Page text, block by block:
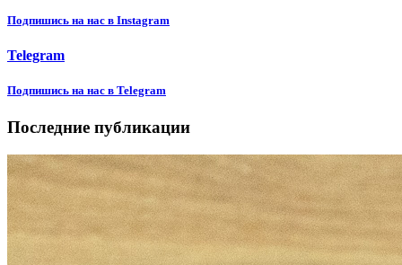
Подпишиcь на нас в Instagram
Telegram
Подпишиcь на нас в Telegram
Последние публикации